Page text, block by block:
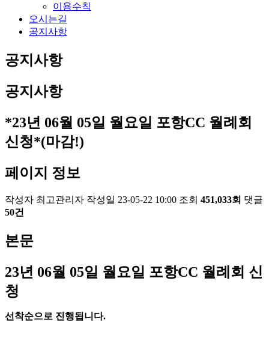
이용수칙
오시는길
공지사항
공지사항
공지사항
*23년 06월 05일 월요일 포항CC 월례회
신청*(마감!)
페이지 정보
작성자 최고관리자 작성일 23-05-22 10:00 조회 451,033회 댓글
50건
본문
23년 06월 05일 월요일 포항CC 월례회 신
청
선착순으로 진행됩니다.